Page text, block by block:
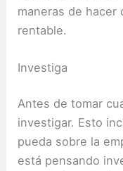
maneras de hacer
rentable.
Investiga
Antes de tomar
investigar. Esto
pueda sobre la
está pensando